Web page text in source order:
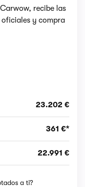
recibe las
y compra
23.202 €
361 €*
22.991 €
a ti?